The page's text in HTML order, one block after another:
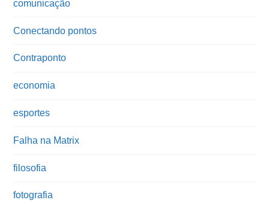
comunicação
Conectando pontos
Contraponto
economia
esportes
Falha na Matrix
filosofia
fotografia